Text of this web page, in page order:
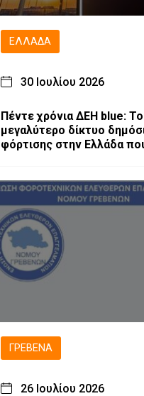
ΕΛΛΆΔΑ
30 Ιουλίου 2026
Πέντε χρόνια ΔΕΗ blue: Το
μεγαλύτερο δίκτυο
φόρτισης στην Ελλάδα
ΓΡΕΒΕΝΆ
26 Ιουλίου 2026